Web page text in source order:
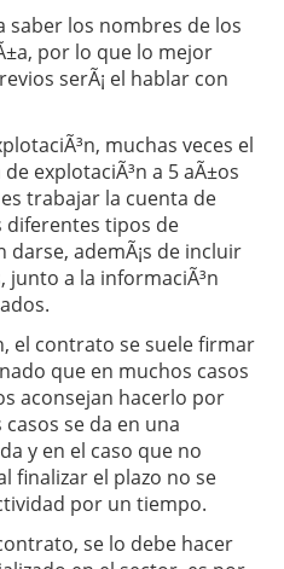
saber los nombres de los
por lo que lo mejor
serÃ¡ el hablar con
muchas veces el
explotaciÃ³n a 5 aÃ±os
trabajar la cuenta de
diferentes tipos de
ademÃ¡s de incluir
junto a la informaciÃ³n
el contrato se suele firmar
que en muchos casos
aconsejan hacerlo por
casos se da en una
y en el caso que no
finalizar el plazo no se
por un tiempo.
se lo debe hacer